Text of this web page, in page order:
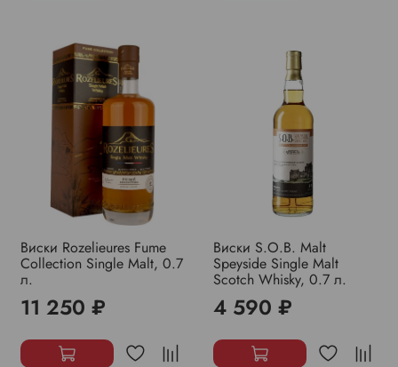
Виски Rozelieures Fume
Collection Single Malt, 0.7
л.
11 250 ₽
Виски S.O.B. Malt
Speyside Single Malt
Scotch Whisky, 0.7 л.
4 590 ₽